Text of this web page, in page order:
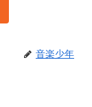
音楽少年